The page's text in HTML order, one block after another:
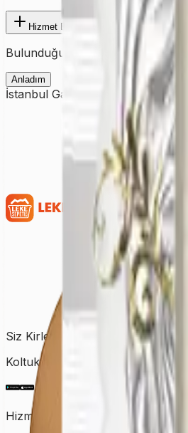
Hizmet Ekle
Bulunduğunuz şehre ait fiyatları
Anladım
İstanbul Gaziosmanpaşa’da
Siz Kirletin, Biz Temizleyelim!
Koltuktan halıya, perdeden
Hizmet Verdiğimiz Bölgeler